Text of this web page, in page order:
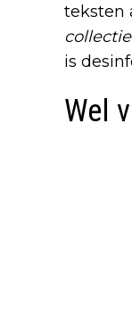
teksten
is
Wel